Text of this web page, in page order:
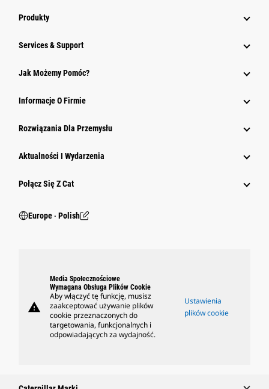
Produkty
Services & Support
Jak Możemy Pomóc?
Informacje O Firmie
Rozwiązania Dla Przemysłu
Aktualności I Wydarzenia
Połącz Się Z Cat
Europe ‧ Polish
warning
Media Społecznościowe
Wymagana Obsługa Plików Cookie
Aby włączyć tę funkcję, musisz
zaakceptować używanie plików
cookie przeznaczonych do
targetowania, funkcjonalnych i
odpowiadających za wydajność.
Ustawienia
plików cookie